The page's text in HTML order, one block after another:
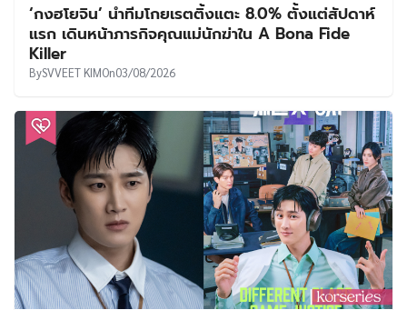
‘กงฮโยจิน’ นำทีมโกยเรตติ้งแตะ 8.0% ตั้งแต่สัปดาห์
แรก เดินหน้าภารกิจคุณแม่นักฆ่าใน A Bona Fide
Killer
BySVVEET KIMOn03/08/2026